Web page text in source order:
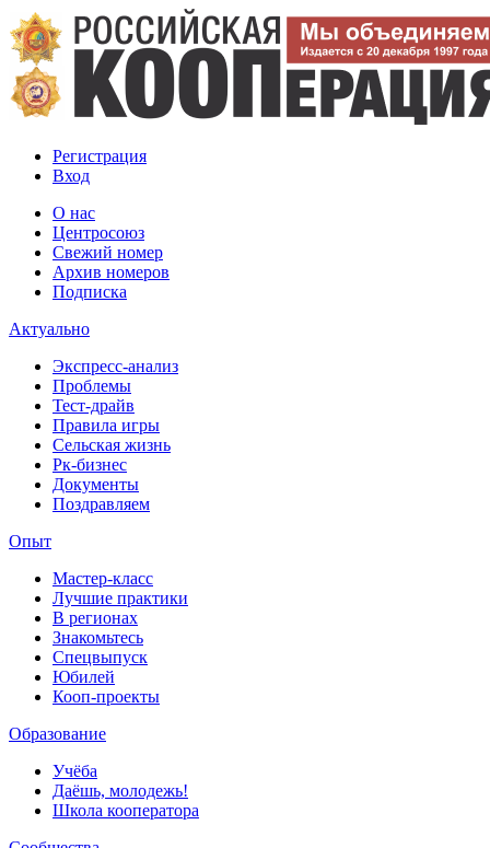
Регистрация
Вход
О нас
Центросоюз
Свежий номер
Архив номеров
Подписка
Актуально
Экспресс-анализ
Проблемы
Тест-драйв
Правила игры
Сельская жизнь
Рк-бизнес
Документы
Поздравляем
Опыт
Мастер-класс
Лучшие практики
В регионах
Знакомьтесь
Спецвыпуск
Юбилей
Кооп-проекты
Образование
Учёба
Даёшь, молодежь!
Школа кооператора